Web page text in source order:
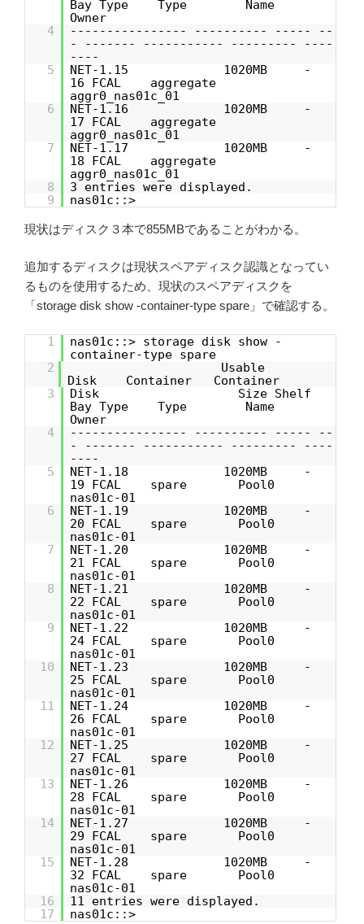
Bay Type Type Name
Owner
4
---------------- ---------- ----- --
- ------- ----------- --------- ----
----
5
NET-1.15 1020MB -
16 FCAL aggregate
aggr0_nas01c_01
6
NET-1.16 1020MB -
17 FCAL aggregate
aggr0_nas01c_01
7
NET-1.17 1020MB -
18 FCAL aggregate
aggr0_nas01c_01
8
3 entries were displayed.
9
nas01c::>
現状はディスク３本で855MBであることがわかる。
追加するディスクは現状スペアディスク認識となってい
るものを使用するため、現状のスペアディスクを
「storage disk show -container-type spare」で確認する。
1
nas01c::> storage disk show -
container-type spare
2
Usable
Disk Container Container
3
Disk Size Shelf
Bay Type Type Name
Owner
4
---------------- ---------- ----- --
- ------- ----------- --------- ----
----
5
NET-1.18 1020MB -
19 FCAL spare Pool0
nas01c-01
6
NET-1.19 1020MB -
20 FCAL spare Pool0
nas01c-01
7
NET-1.20 1020MB -
21 FCAL spare Pool0
nas01c-01
8
NET-1.21 1020MB -
22 FCAL spare Pool0
nas01c-01
9
NET-1.22 1020MB -
24 FCAL spare Pool0
nas01c-01
10
NET-1.23 1020MB -
25 FCAL spare Pool0
nas01c-01
11
NET-1.24 1020MB -
26 FCAL spare Pool0
nas01c-01
12
NET-1.25 1020MB -
27 FCAL spare Pool0
nas01c-01
13
NET-1.26 1020MB -
28 FCAL spare Pool0
nas01c-01
14
NET-1.27 1020MB -
29 FCAL spare Pool0
nas01c-01
15
NET-1.28 1020MB -
32 FCAL spare Pool0
nas01c-01
16
11 entries were displayed.
17
nas01c::>